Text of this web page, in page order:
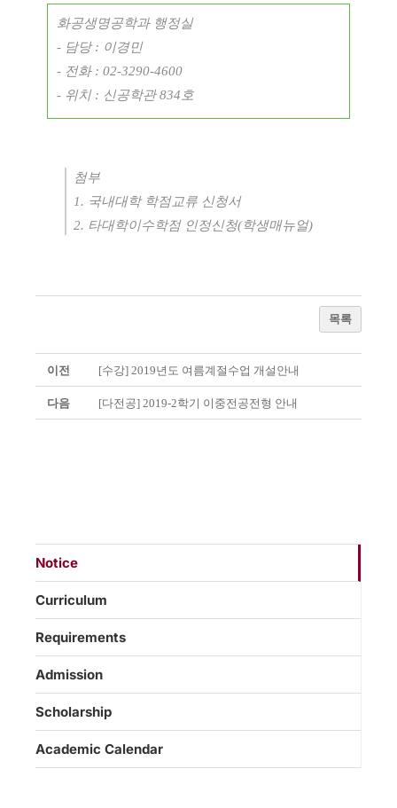
화공생명공학과 행정실
- 담당 : 이경민
- 전화 : 02-3290-4600
- 위치 : 신공학관834호
첨부
1. 국내대학 학점교류 신청서
2. 타대학이수학점 인정신청(학생매뉴얼)
목록
이전 [수강] 2019년도 여름계절수업 개설안내
다음 [다전공] 2019-2학기 이중전공전형 안내
Notice
Curriculum
Requirements
Admission
Scholarship
Academic Calendar